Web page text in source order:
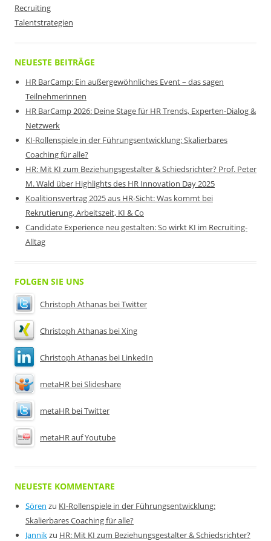
Recruiting
Talentstrategien
NEUESTE BEITRÄGE
HR BarCamp: Ein außergewöhnliches Event – das sagen
Teilnehmerinnen
HR BarCamp 2026: Deine Stage für HR Trends, Experten-Dialog &
Netzwerk
KI-Rollenspiele in der Führungsentwicklung: Skalierbares
Coaching für alle?
HR: Mit KI zum Beziehungsgestalter & Schiedsrichter? Prof. Peter
M. Wald über Highlights des HR Innovation Day 2025
Koalitionsvertrag 2025 aus HR-Sicht: Was kommt bei
Rekrutierung, Arbeitszeit, KI & Co
Candidate Experience neu gestalten: So wirkt KI im Recruiting-
Alltag
FOLGEN SIE UNS
Christoph Athanas bei Twitter
Christoph Athanas bei Xing
Christoph Athanas bei LinkedIn
metaHR bei Slideshare
metaHR bei Twitter
metaHR auf Youtube
NEUESTE KOMMENTARE
Sören zu KI-Rollenspiele in der Führungsentwicklung:
Skalierbares Coaching für alle?
Jannikzu HR: Mit KI zum Beziehungsgestalter & Schiedsrichter?